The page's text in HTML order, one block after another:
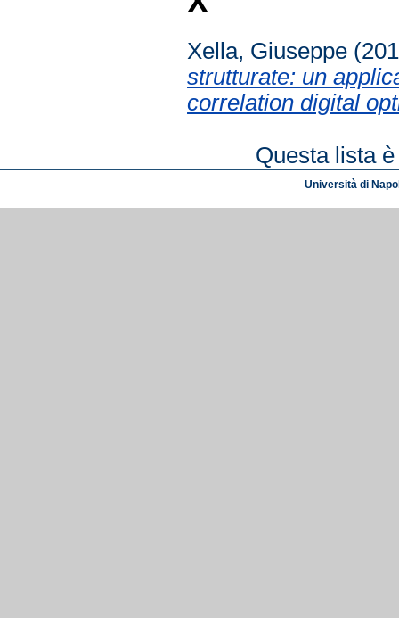
Xella, Giuseppe
strutturate: un
correlation digital
Questa lista
Università di